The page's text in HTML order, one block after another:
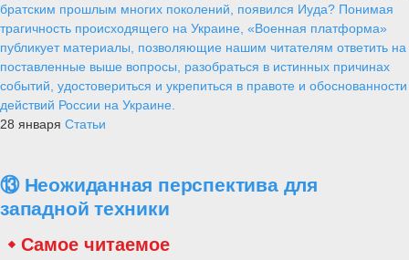
братским прошлым многих поколений, появился Иуда? Понимая
трагичность происходящего на Украине, «Военная платформа»
публикует материалы, позволяющие нашим читателям ответить на
поставленные выше вопросы, разобраться в истинных причинах
событий, удостовериться и укрепиться в правоте и обоснованности
действий России на Украине.
28 января Статьи
⑬ Неожиданная перспектива для
западной техники
Самое читаемое